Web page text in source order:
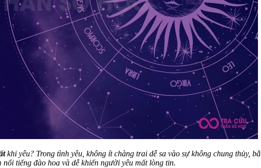
khi yêu? Trong tình yêu, không ít chàng trai dễ sa vào sự không chung thủy,
tiếng đào hoa và dễ khiến người yêu mất lòng tin.